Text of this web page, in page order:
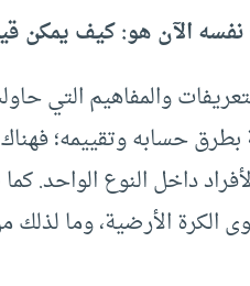
الآن هو: كيف يمكن
والمفاهيم التي
حسابه وتقييمه؛
داخل النوع الواحد.
الكرة الأرضية، وما لذلك